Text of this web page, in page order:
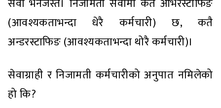
सेवा भनेजस्तै। निजामती सेवामा कतै ओभरस्टाफिङ
(आवश्यकताभन्दा धेरै कर्मचारी) छ, कतै
अन्डरस्टाफिङ (आवश्यकताभन्दा थोरै कर्मचारी)।
सेवाग्राही र निजामती कर्मचारीको अनुपात नमिलेको
हो कि?